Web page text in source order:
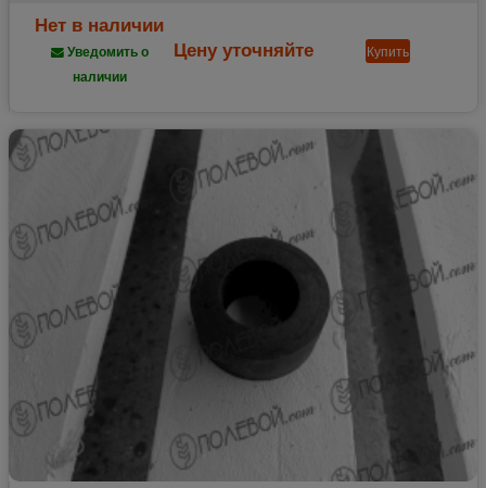
Нет в наличии
Уведомить о
наличии
Цену уточняйте Купить